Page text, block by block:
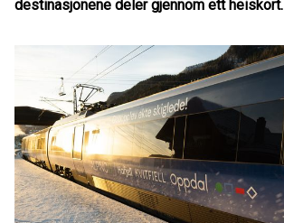
destinasjonene deler gjennom ett heiskort.